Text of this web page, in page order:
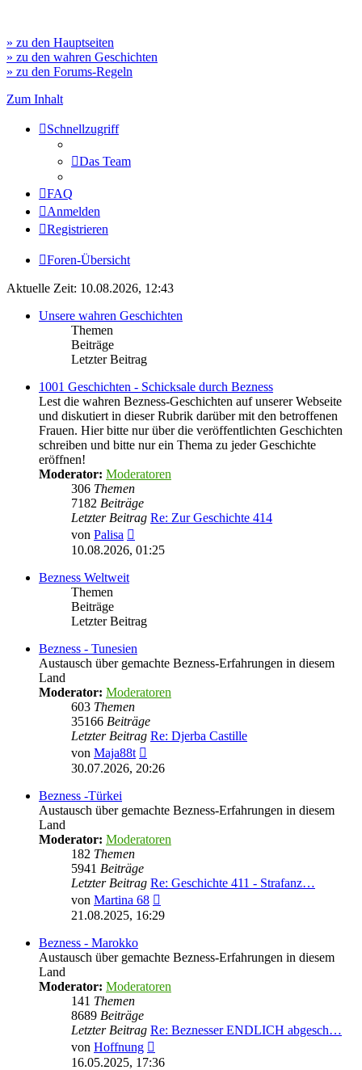
» zu den Hauptseiten
» zu den wahren Geschichten
» zu den Forums-Regeln
Zum Inhalt
Schnellzugriff
Das Team
FAQ
Anmelden
Registrieren
Foren-Übersicht
Aktuelle Zeit: 10.08.2026, 12:43
Unsere wahren Geschichten
Themen
Beiträge
Letzter Beitrag
1001 Geschichten - Schicksale durch Bezness
Lest die wahren Bezness-Geschichten auf unserer Webseite
und diskutiert in dieser Rubrik darüber mit den betroffenen
Frauen. Hier bitte nur über die veröffentlichten Geschichten
schreiben und bitte nur ein Thema zu jeder Geschichte
eröffnen!
Moderator: Moderatoren
306 Themen
7182 Beiträge
Letzter Beitrag Re: Zur Geschichte 414
von Palisa
Beitrag
10.08.2026, 01:25
Bezness Weltweit
Themen
Beiträge
Letzter Beitrag
Bezness - Tunesien
Austausch über gemachte Bezness-Erfahrungen in diesem
Land
Moderator: Moderatoren
603 Themen
35166 Beiträge
Letzter Beitrag Re: Djerba Castille
von Maja88t
Beitrag
30.07.2026, 20:26
Bezness -Türkei
Austausch über gemachte Bezness-Erfahrungen in diesem
Land
Moderator: Moderatoren
182 Themen
5941 Beiträge
Letzter Beitrag Re: Geschichte 411 - Strafanz…
von Martina 68
Beitrag
21.08.2025, 16:29
Bezness - Marokko
Austausch über gemachte Bezness-Erfahrungen in diesem
Land
Moderator: Moderatoren
141 Themen
8689 Beiträge
Letzter Beitrag Re: Beznesser ENDLICH abgesch…
von Hoffnung
Beitrag
16.05.2025, 17:36